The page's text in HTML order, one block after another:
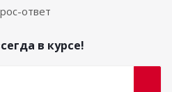
ответ
в курсе!